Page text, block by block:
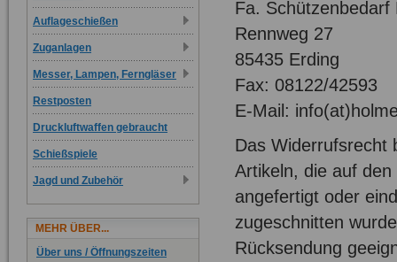
Fa. Schützenbedarf
Rennweg 27
85435 Erding
Fax: 08122/42593
E-Mail:
Das Widerrufsrecht
Artikeln, die auf
angefertigt oder
zugeschnitten
Rücksendung
Auflageschießen
Zuganlagen
Messer, Lampen, Ferngläser
Restposten
Druckluftwaffen gebraucht
Schießspiele
Jagd und Zubehör
MEHR ÜBER...
Über uns / Öffnungszeiten